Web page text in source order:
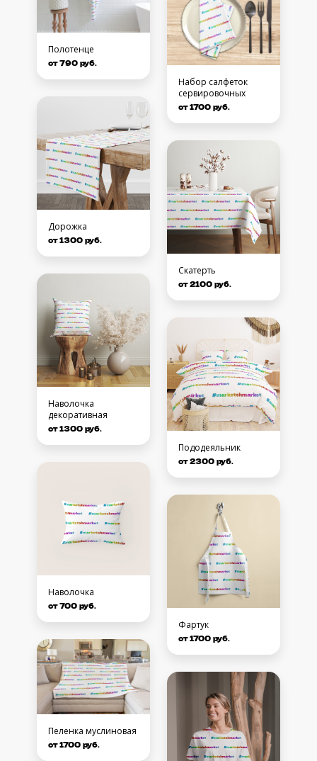
Полотенце
от 790 руб.
Дорожка
от 1300 руб.
Наволочка
декоративная
от 1300 руб.
Наволочка
от 700 руб.
Пеленка муслиновая
от 1700 руб.
Набор салфеток
сервировочных
от 1700 руб.
Скатерть
от 2100 руб.
Пододеяльник
от 2300 руб.
Фартук
от 1700 руб.